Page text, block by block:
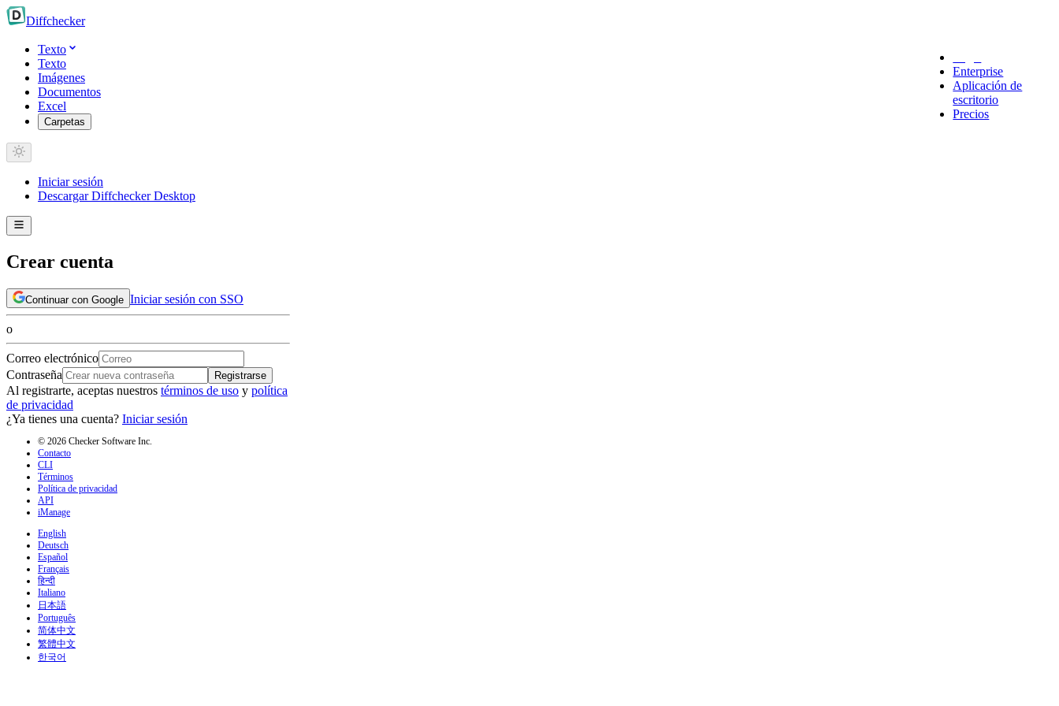
Diffchecker
Texto
Texto
Imágenes
Documentos
Excel
Carpetas
Enterprise
Aplicación de
escritorio
Precios
Iniciar sesión
Descargar Diffchecker Desktop
Crear cuenta
Continuar con Google Iniciar sesión con SSO
o
Correo electrónico
Contraseña
Registrarse
Al registrarte, aceptas nuestros términos de uso y política
de privacidad
¿Ya tienes una cuenta? Iniciar sesión
© 2026 Checker Software Inc.
Contacto
CLI
Términos
Política de privacidad
API
iManage
English
Deutsch
Español
Français
हिन्दी
Italiano
日本語
Português
简体中文
繁體中文
한국어